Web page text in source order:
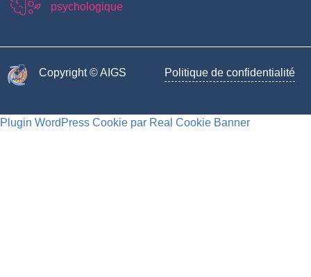
psychologique
Copyright © AIGS​ Politique de confidentialité
Plugin WordPress Cookie par Real Cookie Banner